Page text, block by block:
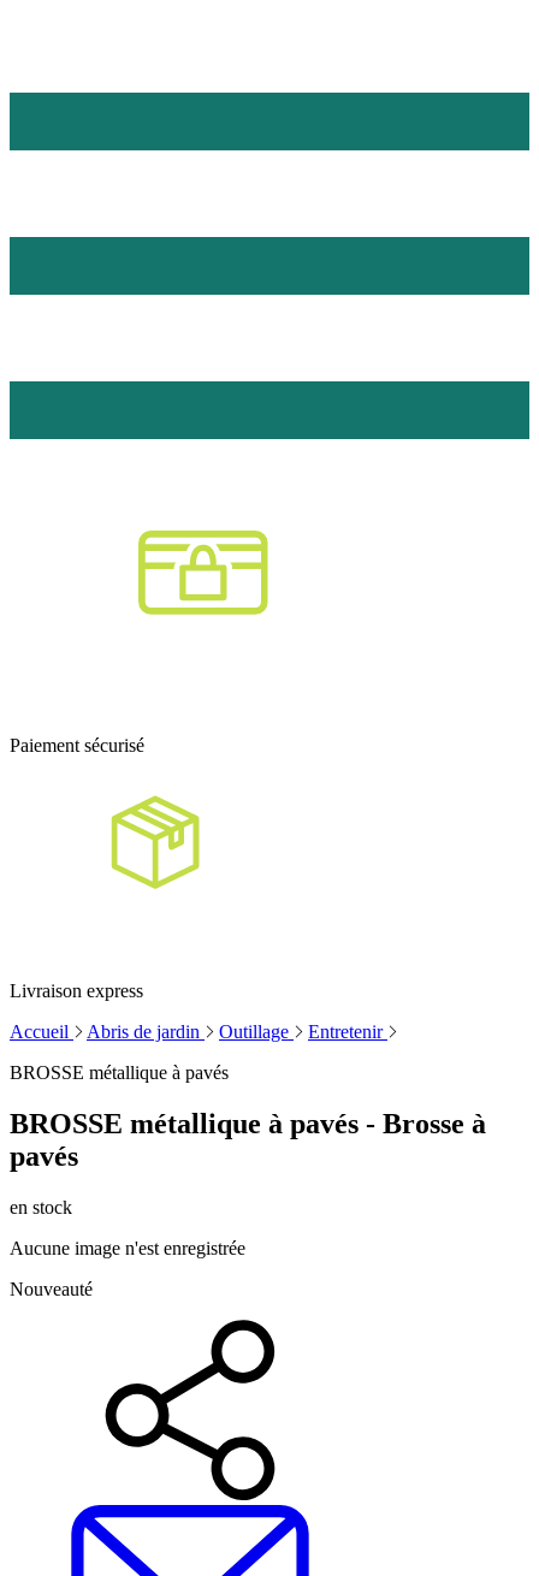
Paiement sécurisé
Livraison express
Accueil
Abris de jardin Outillage
Entretenir
BROSSE métallique à pavés
BROSSE métallique à pavés - Brosse à
pavés
en stock
Aucune image n'est enregistrée
Nouveauté